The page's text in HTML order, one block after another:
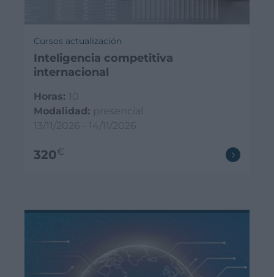
Cursos actualización
Inteligencia competitiva
internacional
Horas:
10
Modalidad: presencial
13/11/2026 - 14/11/2026
320€